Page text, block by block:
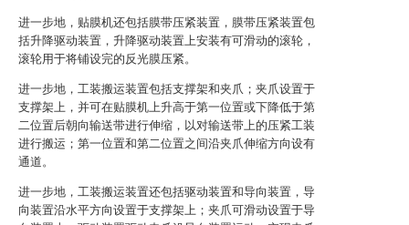
进一步地，贴膜机还包括膜带压紧装置，膜带压紧装置包
括升降驱动装置，升降驱动装置上安装有可滑动的滚轮，
滚轮用于将铺设完的反光膜压紧。
进一步地，工装搬运装置包括支撑架和夹爪；夹爪设置于
支撑架上，并可在贴膜机上升高于第一位置或下降低于第
二位置后朝向输送带进行伸缩，以对输送带上的压紧工装
进行搬运；第一位置和第二位置之间沿夹爪伸缩方向设有
通道。
进一步地，工装搬运装置还包括驱动装置和导向装置，导
向装置沿水平方向设置于支撑架上；夹爪可滑动设置于导